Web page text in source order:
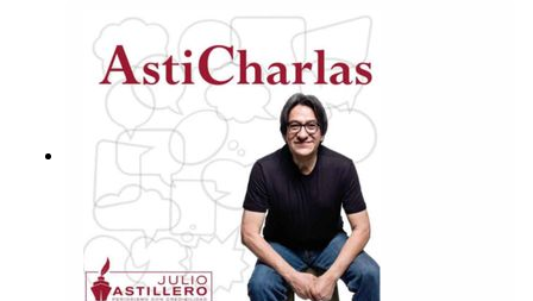
nombre de Julio Hernández López:
1539408017CLABE: 012 320 01539408017
2Tienda:https://julioastillerotienda.com/